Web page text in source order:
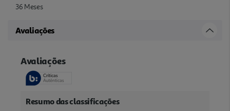
36 Meses
Avaliações